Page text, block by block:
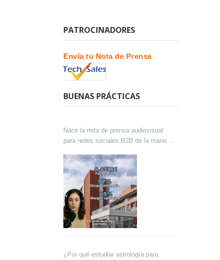
PATROCINADORES
Envía tu Nota de Prensa
BUENAS PRÁCTICAS
Nace la nota de prensa audiovisual
para redes sociales B2B de la mano de
¿Por qué estudiar astrología para